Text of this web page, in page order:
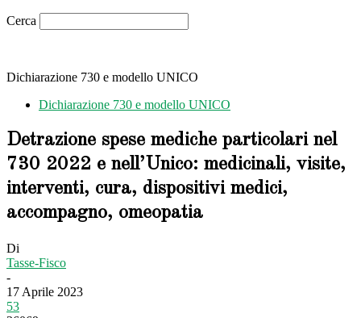
Cerca
Dichiarazione 730 e modello UNICO
Dichiarazione 730 e modello UNICO
Detrazione spese mediche particolari nel
730 2022 e nell’Unico: medicinali, visite,
interventi, cura, dispositivi medici,
accompagno, omeopatia
Di
Tasse-Fisco
-
17 Aprile 2023
53